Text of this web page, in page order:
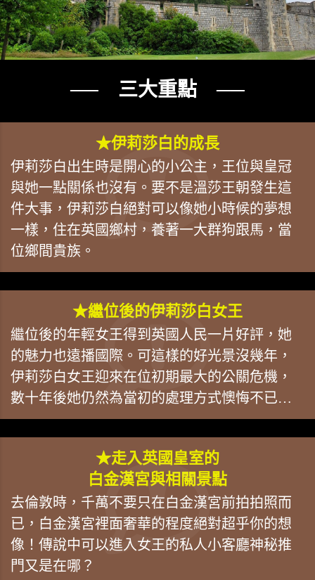
── 三大重點 ──
★伊莉莎白的成長
伊莉莎白出生時是開心的小公主，王位與皇冠
與她一點關係也沒有。要不是溫莎王朝發生這
件大事，伊莉莎白絕對可以像她小時候的夢想
一樣，住在英國鄉村，養著一大群狗跟馬，當
位鄉間貴族。
★繼位後的伊莉莎白女王
繼位後的年輕女王得到英國人民一片好評，她
的魅力也遠播國際。可這樣的好光景沒幾年，
伊莉莎白女王迎來在位初期最大的公關危機，
數十年後她仍然為當初的處理方式懊悔不已…
★走入英國皇室的
白金漢宮與相關景點
去倫敦時，千萬不要只在白金漢宮前拍拍照而
已，白金漢宮裡面奢華的程度絕對超乎你的想
像！傳說中可以進入女王的私人小客廳神秘推
門又是在哪？